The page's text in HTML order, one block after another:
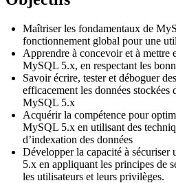
Maîtriser les fondamentaux de
fonctionnement global pour une
Apprendre à concevoir et à mettre
MySQL 5.x, en respectant les
Savoir écrire, tester et déboguer
efficacement les données stockées
MySQL 5.x
Acquérir la compétence pour
MySQL 5.x en utilisant des
d’indexation des données
Développer la capacité à sécuriser
5.x en appliquant les principes de
les utilisateurs et leurs privilèges.